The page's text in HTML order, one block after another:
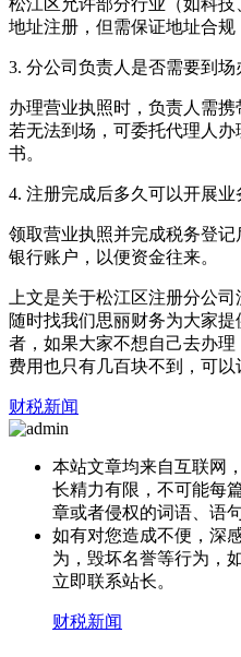
松江区允许部分行业（如科
地址注册，但需保证地址合规
3. 分公司负责人是否需要到场
办理营业执照时，负责人需携
若无法到场，可委托代理人
书。
4. 注册完成后多久可以开展业
领取营业执照并完成税务登
银行账户，以便资金往来。
上文是关于松江区注册分公
随时找我们思丽财务为大家
者，如果大家不想自己去办理
费用也只有几百块不到，可以
财税新闻
本站文章均来自互联网
长精力有限，不可能每
章或者侵权的词语、语
如有对您造成不便，深
为，毁坏名誉等行为，
立即联系站长。
财税新闻